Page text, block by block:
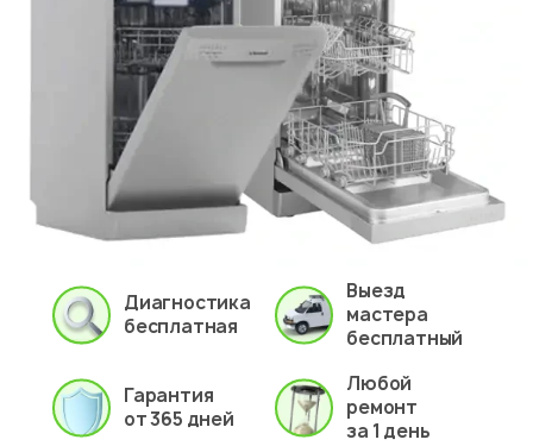
Диагностика
бесплатная
Выезд
мастера
бесплатный
Гарантия
от 365 дней
Любой
ремонт
за 1 день